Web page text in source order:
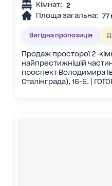
Кімнат: 2
Площа загальна: 77
Вигідна пропозиція
Продаж просторої 2-
найпрестижнішій
проспект Володимира
Сталінграда), 16-Б. |